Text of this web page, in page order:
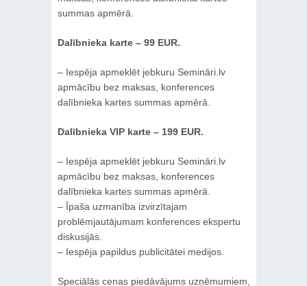
summas apmērā.
Dalībnieka karte – 99 EUR.
– Iespēja apmeklēt jebkuru Semināri.lv
apmācību bez maksas, konferences
dalībnieka kartes summas apmērā.
Dalībnieka VIP karte – 199 EUR.
– Iespēja apmeklēt jebkuru Semināri.lv
apmācību bez maksas, konferences
dalībnieka kartes summas apmērā.
– Īpaša uzmanība izvirzītajam
problēmjautājumam konferences ekspertu
diskusijās.
– Iespēja papildus publicitātei medijos.
Speciālās cenas piedāvājums uzņēmumiem,